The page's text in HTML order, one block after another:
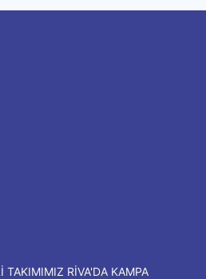
TAKIMIMIZ RİVA'DA KAMPA